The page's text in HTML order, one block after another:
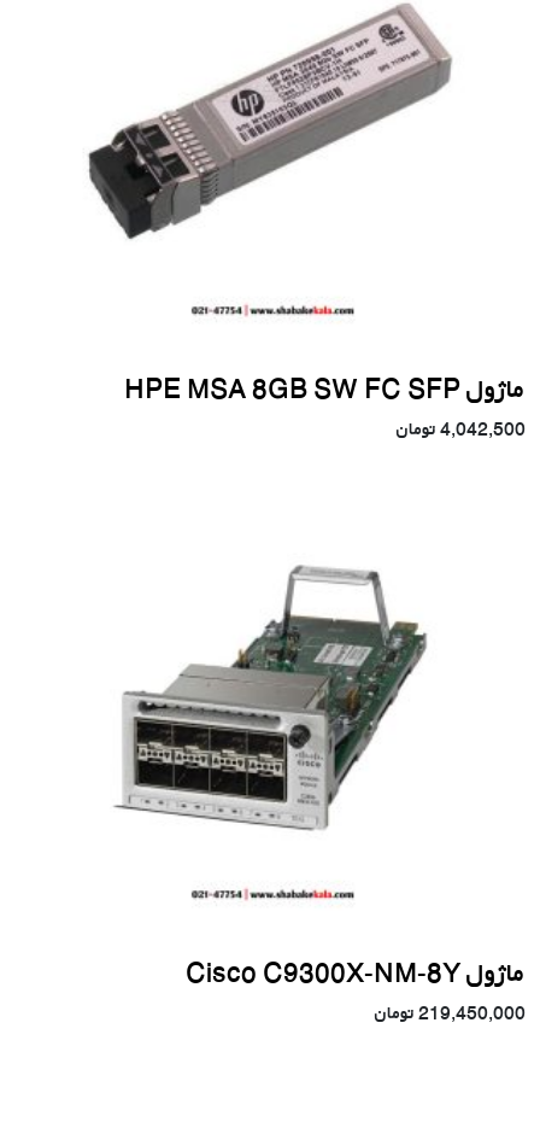
ماژول HPE MSA 8GB SW FC SFP
4,042,500تومان
ماژول Cisco C9300X-NM-8Y
219,450,000تومان